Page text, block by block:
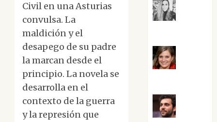
Civil en una Asturias
convulsa. La
maldición y el
desapego de su padre
la marcan desde el
principio. La novela se
desarrolla en el
contexto de la guerra
y la represión que